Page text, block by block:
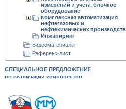
измерений и учета, блочное
оборудование
Комплексная автоматизация
нефтегазовых и
нефтехимических производств
Инжиниринг
Видеоматериалы
Референс-лист
СПЕЦИАЛЬНОЕ ПРЕДЛОЖЕНИЕ
по реализации компонентов